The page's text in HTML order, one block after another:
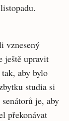
vznesený
ještě upravit
aby bylo
studia si
je, aby
překonávat